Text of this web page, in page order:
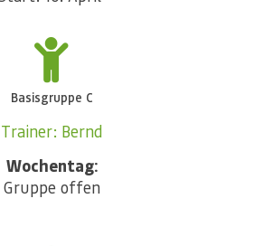
Basisgruppe C
Trainer: Bernd
Wochentag:
Gruppe offen